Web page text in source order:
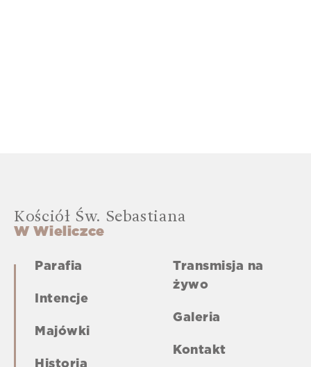
Kościół Św. Sebastiana
W Wieliczce
Parafia
Intencje
Majówki
Historia
Transmisja na
żywo
Galeria
Kontakt